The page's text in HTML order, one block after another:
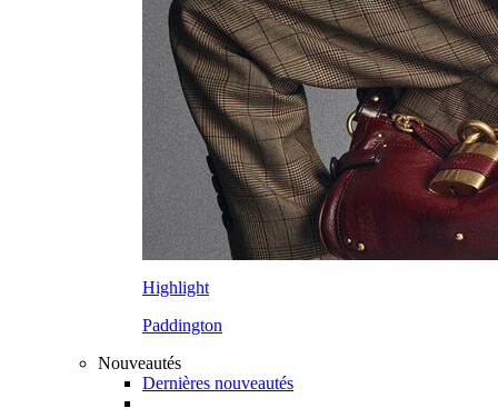
Highlight
Paddington
Nouveautés
Dernières nouveautés